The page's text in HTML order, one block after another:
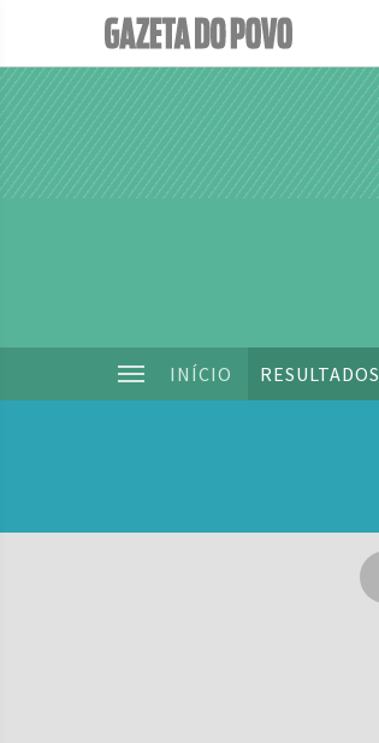
INÍCIO RESULTADOS